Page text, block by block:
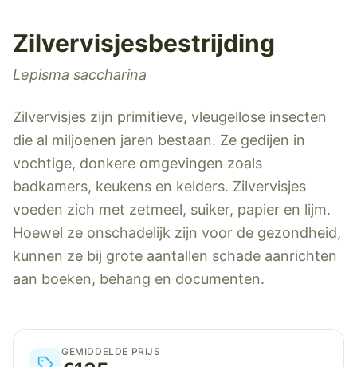
Zilvervisjesbestrijding
Lepisma saccharina
Zilvervisjes zijn primitieve, vleugellose insecten
die al miljoenen jaren bestaan. Ze gedijen in
vochtige, donkere omgevingen zoals
badkamers, keukens en kelders. Zilvervisjes
voeden zich met zetmeel, suiker, papier en lijm.
Hoewel ze onschadelijk zijn voor de gezondheid,
kunnen ze bij grote aantallen schade aanrichten
aan boeken, behang en documenten.
GEMIDDELDE PRIJS